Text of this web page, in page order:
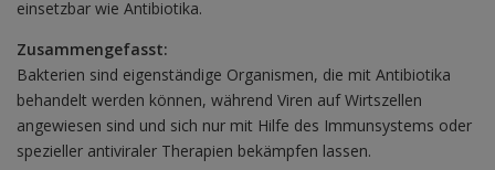
einsetzbar wie Antibiotika.
Zusammengefasst:
Bakterien sind eigenständige Organismen, die mit Antibiotika
behandelt werden können, während Viren auf Wirtszellen
angewiesen sind und sich nur mit Hilfe des Immunsystems oder
spezieller antiviraler Therapien bekämpfen lassen.